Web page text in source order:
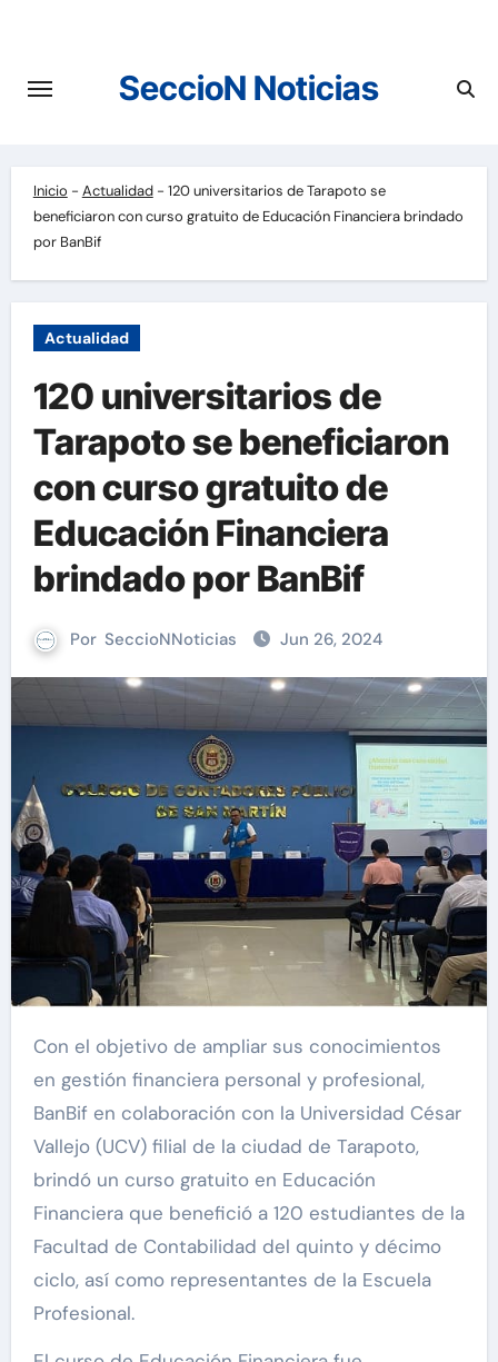
contenido
SeccioN Noticias
Inicio - Actualidad- 120 universitarios de Tarapoto se
beneficiaron con curso gratuito de Educación Financiera brindado
por BanBif
Actualidad
120 universitarios de
Tarapoto se beneficiaron
con curso gratuito de
Educación Financiera
brindado por BanBif
Por SeccioNNoticias Jun 26, 2024
Con el objetivo de ampliar sus conocimientos
en gestión financiera personal y profesional,
BanBif en colaboración con la Universidad César
Vallejo (UCV) filial de la ciudad de Tarapoto,
brindó un curso gratuito en Educación
Financiera que benefició a 120 estudiantes de la
Facultad de Contabilidad del quinto y décimo
ciclo, así como representantes de la Escuela
Profesional.